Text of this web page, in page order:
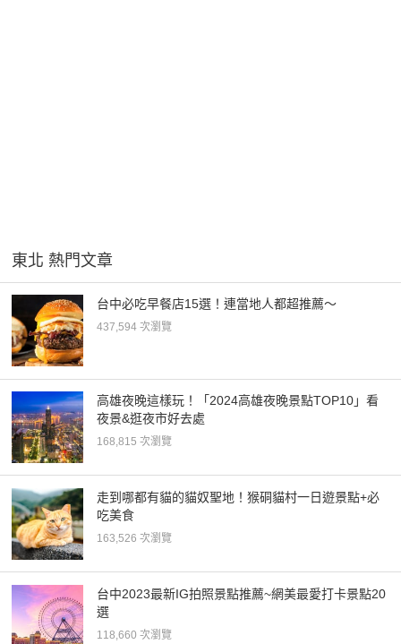
東北 熱門文章
台中必吃早餐店15選！連當地人都超推薦～
437,594 次瀏覽
高雄夜晚這樣玩！「2024高雄夜晚景點TOP10」看
夜景&逛夜市好去處
168,815 次瀏覽
走到哪都有貓的貓奴聖地！猴硐貓村一日遊景點+必
吃美食
163,526 次瀏覽
台中2023最新IG拍照景點推薦~網美最愛打卡景點20
選
118,660 次瀏覽